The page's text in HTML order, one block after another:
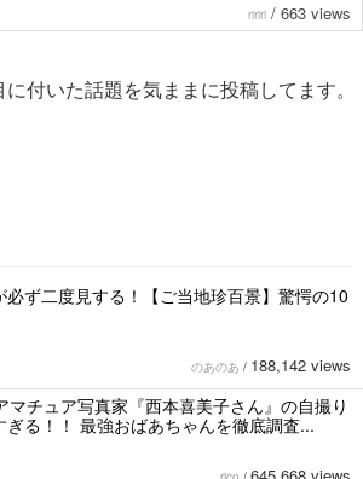
ririri / 663 views
に付いた話題を気ままに投稿してます。
必ず二度見する！【ご当地珍百景】驚愕の10
のあのあ / 188,142 views
マチュア写真家『西本喜美子さん』の自撮り
ぎる！！ 最強おばあちゃんを徹底調査...